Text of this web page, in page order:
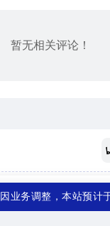
暂无相关评论！
产品 排行榜
网站地图 关于我们